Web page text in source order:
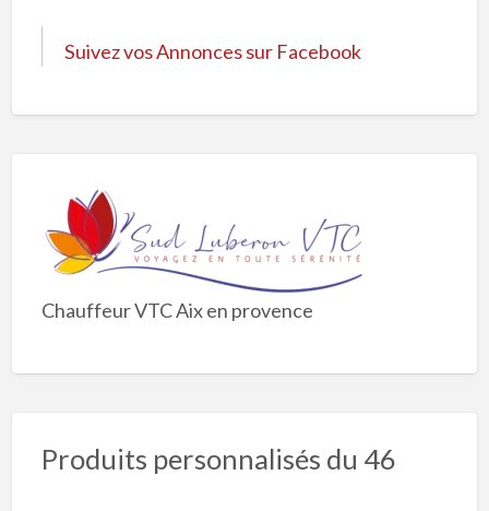
Suivez vos Annonces sur Facebook
Chauffeur VTC Aix en provence
Produits personnalisés du 46